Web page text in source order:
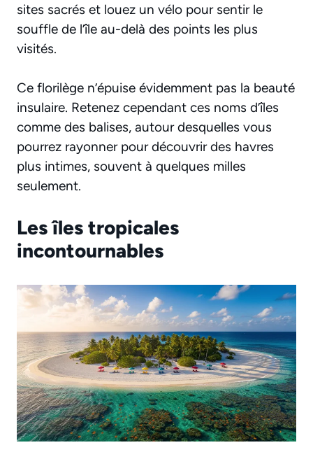
sites sacrés et louez un vélo pour sentir le
souffle de l’île au-delà des points les plus
visités.
Ce florilège n’épuise évidemment pas la beauté
insulaire. Retenez cependant ces noms d’îles
comme des balises, autour desquelles vous
pourrez rayonner pour découvrir des havres
plus intimes, souvent à quelques milles
seulement.
Les îles tropicales
incontournables